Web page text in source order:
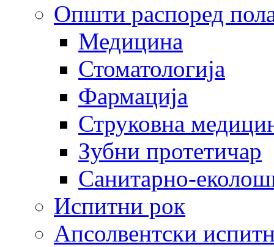
Општи распоред
Медицина
Стоматологија
Фармација
Струковна
Зубни протетичар
Санитарно-
Испитни рок
Апсолвентски